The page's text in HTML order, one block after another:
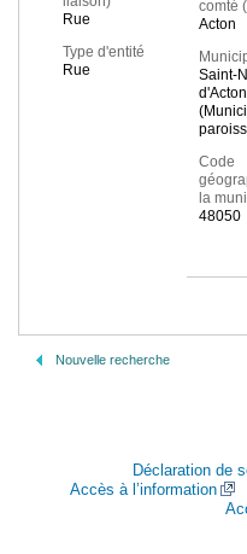
Rue
Type d'entité
Rue
comté
Acton
Saint-
d'Acton
Code
la
48050
Nouvelle recherche
Déclaration de
Accès à l’information